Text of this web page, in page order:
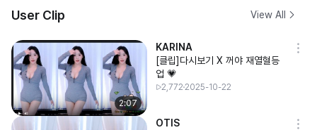
User Clip View All
2:07
ΚARINA
[클립]다시보기 X 꺼야 재열혈등
업 💗
2,772 2025-10-22
OTIS